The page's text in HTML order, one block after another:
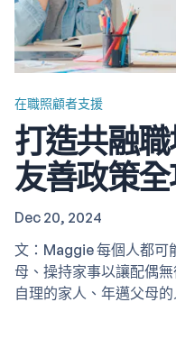
在職照顧者支援
打造共融
友善政策
Dec 20, 2024
文：Maggie 每個人都可
母、操持家事以讓配偶
自理的家人、年邁父母